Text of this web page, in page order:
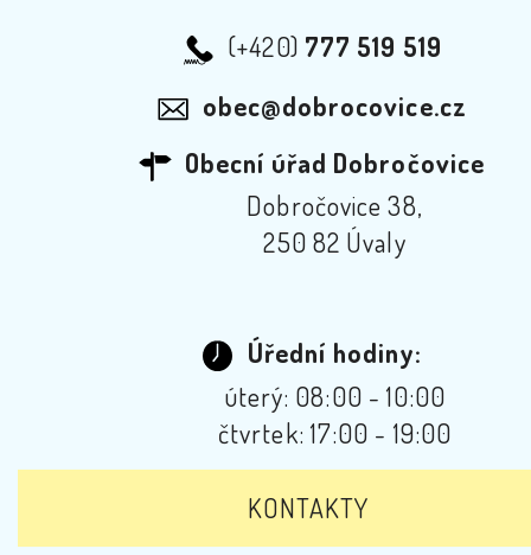
(+420) 777 519 519
obec@dobrocovice.cz
Obecní úřad Dobročovice
Dobročovice 38,
250 82 Úvaly
Úřední hodiny:
úterý: 08:00 - 10:00
čtvrtek: 17:00 - 19:00
KONTAKTY